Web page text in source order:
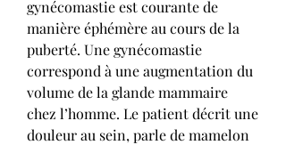
gynécomastie est courante de
manière éphémère au cours de la
puberté. Une gynécomastie
correspond à une augmentation du
volume de la glande mammaire
chez l’homme. Le patient décrit une
douleur au sein, parle de mamelon